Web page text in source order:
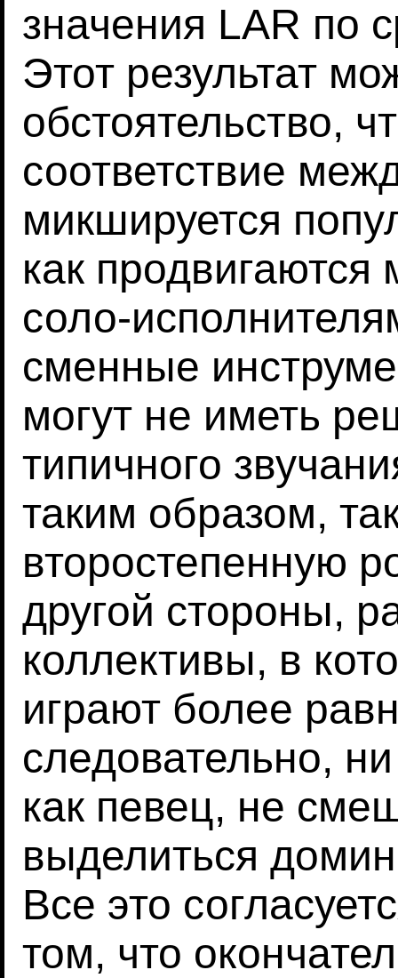
значения LAR по
Этот результат
обстоятельство,
соответствие
микшируется
как
соло-
сменные
могут не иметь
типичного
таким образом,
второстепенную
другой стороны,
коллективы, в
играют более
следовательно,
как певец, не
выделиться
Все это
том, что